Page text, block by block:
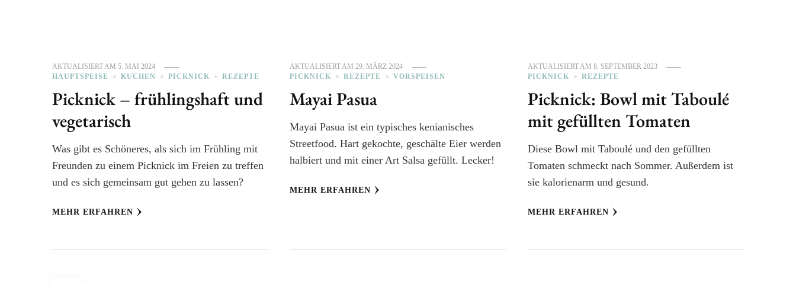
AKTUALISIERT AM 5. MAI 2024
HAUPTSPEISE
KUCHEN PICKNICK REZEPTE
Picknick – frühlingshaft und
vegetarisch
Was gibt es Schöneres, als sich im Frühling mit
Freunden zu einem Picknick im Freien zu treffen
und es sich gemeinsam gut gehen zu lassen?
MEHR ERFAHREN
AKTUALISIERT AM29. MÄRZ 2024
PICKNICK
REZEPTE VORSPEISEN
Mayai Pasua
Mayai Pasua ist ein typisches kenianisches
Streetfood. Hart gekochte, geschälte Eier werden
halbiert und mit einer Art Salsa gefüllt. Lecker!
MEHR ERFAHREN
AKTUALISIERT AM 8. SEPTEMBER 2023
PICKNICK
REZEPTE
Picknick: Bowl mit Taboulé
mit gefüllten Tomaten
Diese Bowl mit Taboulé und den gefüllten
Tomaten schmeckt nach Sommer. Außerdem ist
sie kalorienarm und gesund.
MEHR ERFAHREN